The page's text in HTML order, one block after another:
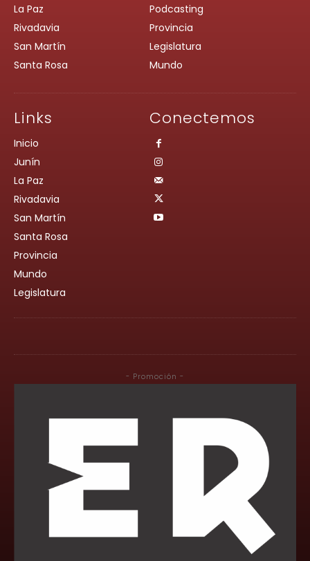
La Paz
Rivadavia
San Martín
Santa Rosa
Podcasting
Provincia
Legislatura
Mundo
Links
Inicio
Junín
La Paz
Rivadavia
San Martín
Santa Rosa
Provincia
Mundo
Legislatura
Conectemos
- Promoción -